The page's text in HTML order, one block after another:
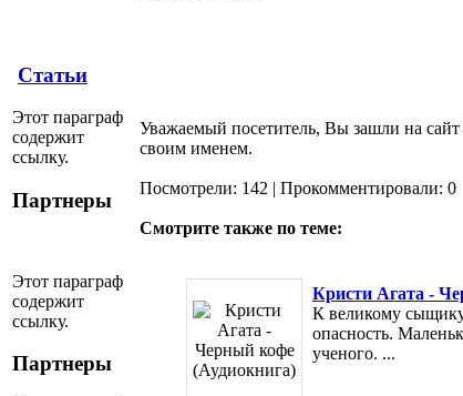
Статьи
Этот параграф
содержит
ссылку.
Партнеры
Этот параграф
содержит
ссылку.
Партнеры
Уважаемый посетитель, Вы зашли на сайт
своим именем.
Посмотрели: 142 | Прокомментировали: 0
Смотрите также по теме:
Кристи Агата -
К великому
опасность.
ученого. ...